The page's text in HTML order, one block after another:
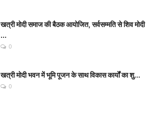
खत्री मोदी समाज की बैठक आयोजित, सर्वसम्मति से शिव मोदी
...
0
खत्री मोदी भवन में भूमि पूजन के साथ विकास कार्यों का शु...
0